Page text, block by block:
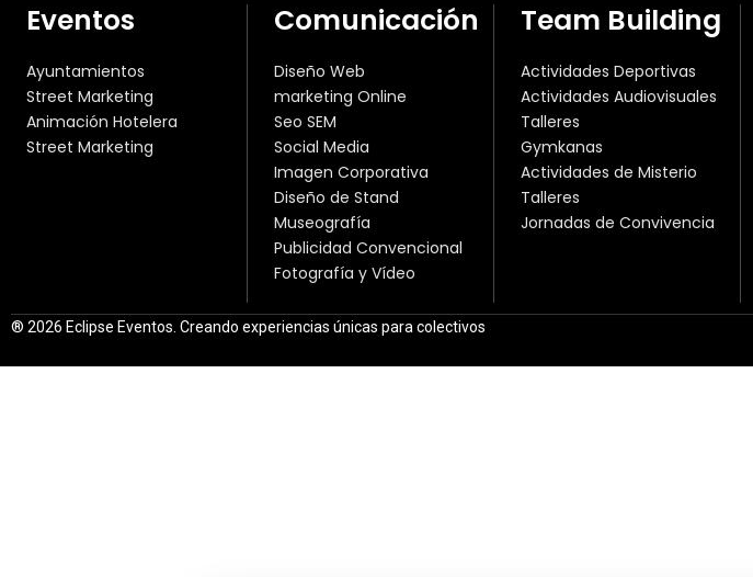
Eventos
Ayuntamientos
Street Marketing
Animación Hotelera
Street Marketing
Comunicación
Diseño Web
marketing Online
Seo SEM
Social Media
Imagen Corporativa
Diseño de Stand
Museografía
Publicidad Convencional
Fotografía y Vídeo
Team Building
Actividades Deportivas
Actividades Audiovisuales
Talleres
Gymkanas
Actividades de Misterio
Talleres
Jornadas de Convivencia
® 2026 Eclipse Eventos. Creando experiencias únicas para colectivos